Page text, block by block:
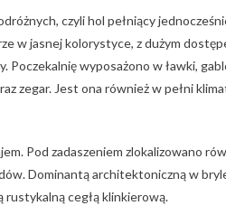
czyli hol pełniący
w jasnej kolorystyce, z dużym
wyposażono w ławki,
zegar. Jest ona również w pełni
Pod zadaszeniem zlokalizowano
Dominantą architektoniczną w
cegłą klinkierową.